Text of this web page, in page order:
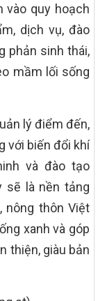
vào quy hoạch
dịch vụ, đào
phản sinh thái,
mầm lối sống
lý điểm đến,
với biến đổi khí
và đào tạo
sẽ là nền tảng
nông thôn Việt
xanh và góp
thiện, giàu bản